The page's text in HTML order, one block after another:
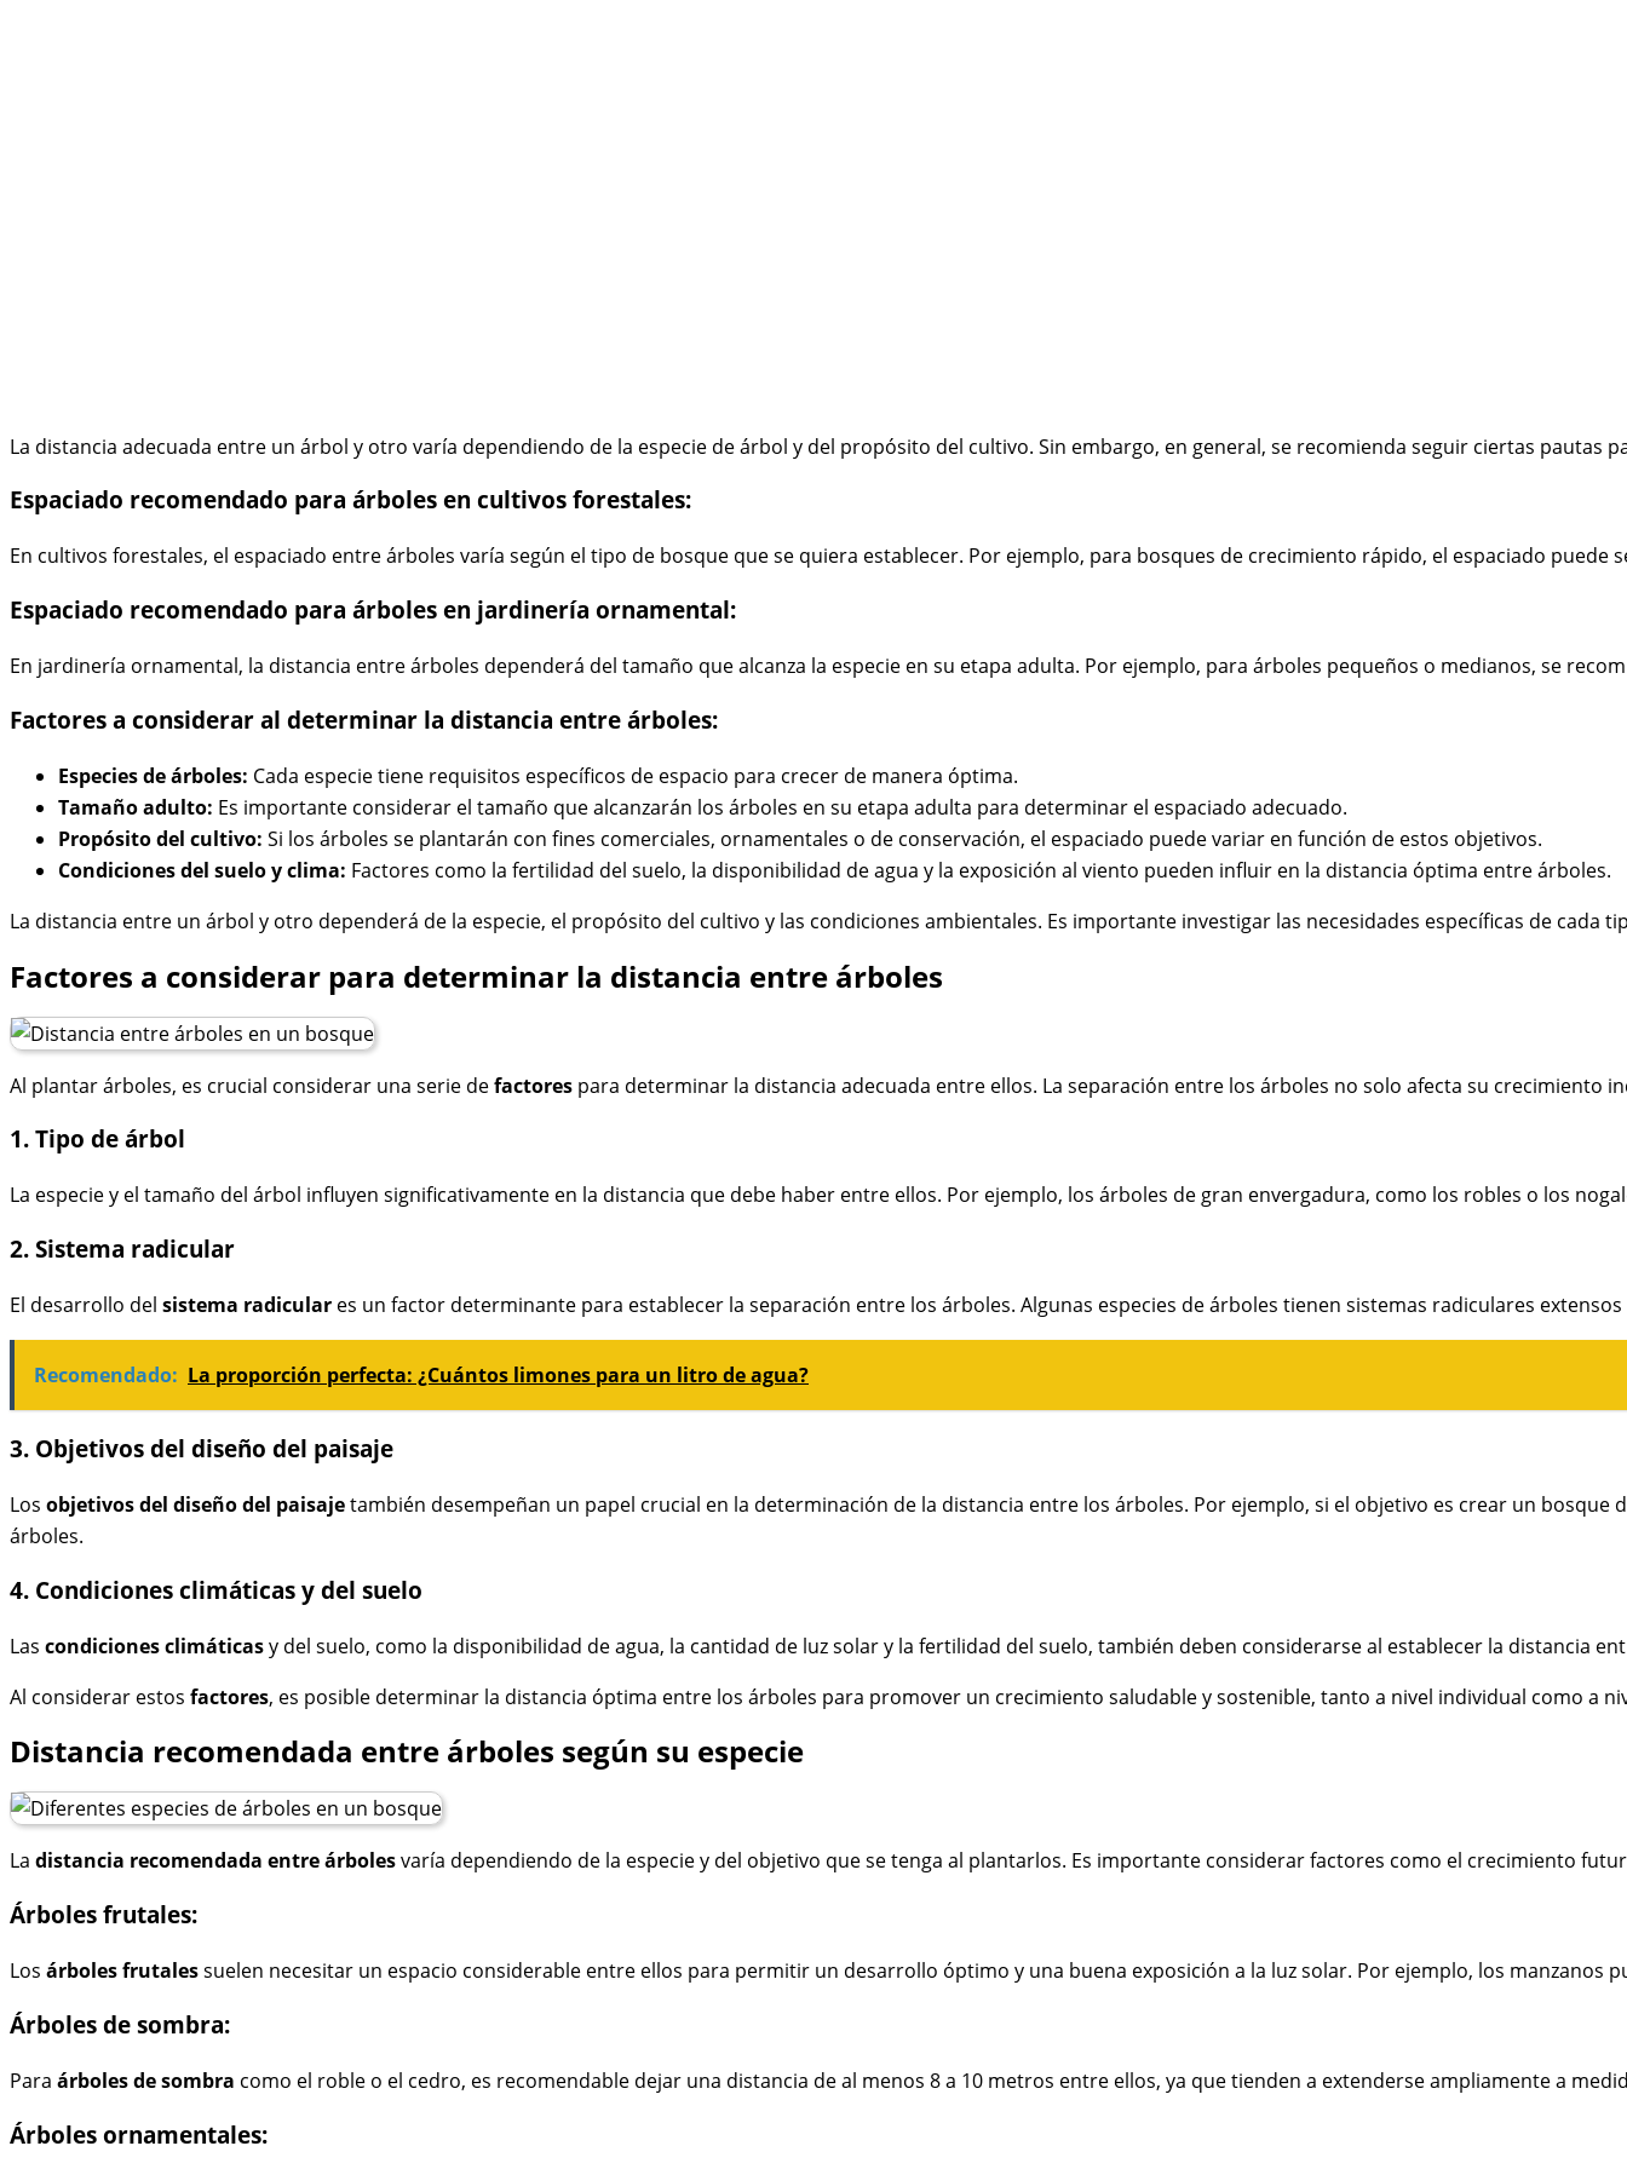
La distancia adecuada entre un árbol y otro varía dependiendo de la especie de árbol y del propósito del cultivo. Sin embargo, en general, se recomienda seguir ciertas pautas
Espaciado recomendado para árboles en cultivos forestales:
En cultivos forestales, el espaciado entre árboles varía según el tipo de bosque que se quiera establecer. Por ejemplo, para bosques de crecimiento rápido, el espaciado
Espaciado recomendado para árboles en jardinería ornamental:
En jardinería ornamental, la distancia entre árboles dependerá del tamaño que alcanza la especie en su etapa adulta. Por ejemplo, para árboles pequeños o medianos, se
Factores a considerar al determinar la distancia entre árboles:
Especies de árboles: Cada especie tiene requisitos específicos de espacio para crecer de manera óptima.
Tamaño adulto: Es importante considerar el tamaño que alcanzarán los árboles en su etapa adulta para determinar el espaciado adecuado.
Propósito del cultivo: Si los árboles se plantarán con fines comerciales, ornamentales o de conservación, el espaciado puede variar en función de estos objetivos.
Condiciones del suelo y clima: Factores como la fertilidad del suelo, la disponibilidad de agua y la exposición al viento pueden influir en la distancia óptima entre árboles.
La distancia entre un árbol y otro dependerá de la especie, el propósito del cultivo y las condiciones ambientales. Es importante investigar las necesidades específicas de
Factores a considerar para determinar la distancia entre árboles
Al plantar árboles, es crucial considerar una serie defactores para determinar la distancia adecuada entre ellos. La separación entre los árboles no solo afecta su
1. Tipo de árbol
La especie y el tamaño del árbol influyen significativamente en la distancia que debe haber entre ellos. Por ejemplo, los árboles de gran envergadura, como los robles o los
2. Sistema radicular
El desarrollo del sistema radicular es un factor determinante para establecer la separación entre los árboles. Algunas especies de árboles tienen sistemas radiculares
Recomendado: La proporción perfecta: ¿Cuántos limones para un litro de agua?
3. Objetivos del diseño del paisaje
Los objetivos del diseño del paisajetambién desempeñan un papel crucial en la determinación de la distancia entre los árboles. Por ejemplo, si el objetivo es crear un
árboles.
4. Condiciones climáticas y del suelo
Las condiciones climáticasy del suelo, como la disponibilidad de agua, la cantidad de luz solar y la fertilidad del suelo, también deben considerarse al establecer la
Al considerar estos factores, es posible determinar la distancia óptima entre los árboles para promover un crecimiento saludable y sostenible, tanto a nivel individual como a
Distancia recomendada entre árboles según su especie
La distancia recomendada entre árbolesvaría dependiendo de la especie y del objetivo que se tenga al plantarlos. Es importante considerar factores como el crecimiento
Árboles frutales:
Los árboles frutalessuelen necesitar un espacio considerable entre ellos para permitir un desarrollo óptimo y una buena exposición a la luz solar. Por ejemplo, los
Árboles de sombra:
Para árboles de sombra como el roble o el cedro, es recomendable dejar una distancia de al menos 8 a 10 metros entre ellos, ya que tienden a extenderse ampliamente a
Árboles ornamentales: